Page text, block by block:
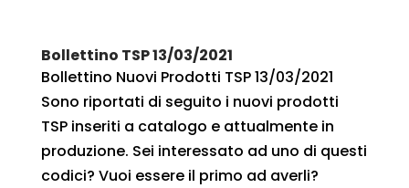
Bollettino TSP 13/03/2021
Bollettino Nuovi Prodotti TSP 13/03/2021
Sono riportati di seguito i nuovi prodotti
TSP inseriti a catalogo e attualmente in
produzione. Sei interessato ad uno di questi
codici? Vuoi essere il primo ad averli?